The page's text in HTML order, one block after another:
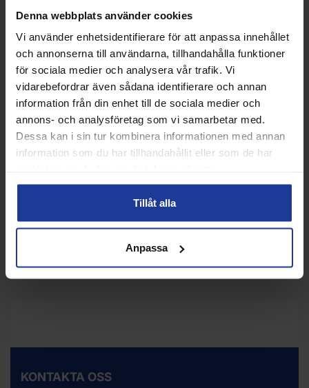
Denna webbplats använder cookies
Vi använder enhetsidentifierare för att anpassa innehållet
och annonserna till användarna, tillhandahålla funktioner
för sociala medier och analysera vår trafik. Vi
vidarebefordrar även sådana identifierare och annan
information från din enhet till de sociala medier och
annons- och analysföretag som vi samarbetar med.
Dessa kan i sin tur kombinera informationen med annan
information som du har tillhandahållit eller som de har
Tillåt alla
Anpassa
Swoosh Navy Jr
Info Köp Info Köp
KONTAKTA OSS